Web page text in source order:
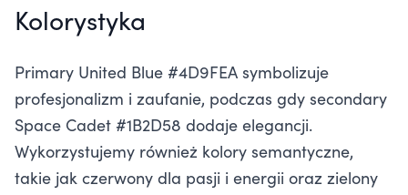
Kolorystyka
Primary United Blue #4D9FEA symbolizuje
profesjonalizm i zaufanie, podczas gdy secondary
Space Cadet #1B2D58 dodaje elegancji.
Wykorzystujemy również kolory semantyczne,
takie jak czerwony dla pasji i energii oraz zielony